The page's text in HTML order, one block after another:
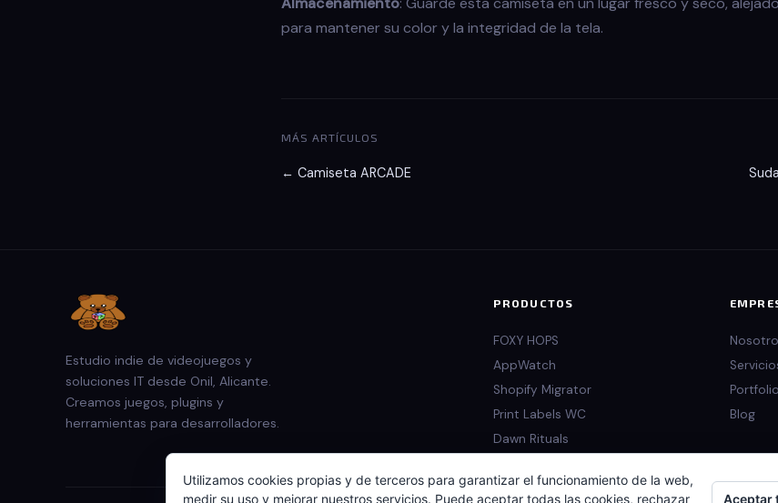
para mantener su color y la integridad de la tela.
MÁS ARTÍCULOS
← Camiseta ARCADE
Estudio indie de videojuegos y
soluciones IT desde Onil, Alicante.
Creamos juegos, plugins y
herramientas para desarrolladores.
PRODUCTOS
FOXY HOPS
AppWatch
Shopify Migrator
Print Labels WC
Dawn Rituals
Portfolio
Blog
Utilizamos cookies propias y de terceros para garantizar el funcionamiento de la web,
medir su uso y mejorar nuestros servicios. Puede aceptar todas las cookies, rechazar
Aceptar